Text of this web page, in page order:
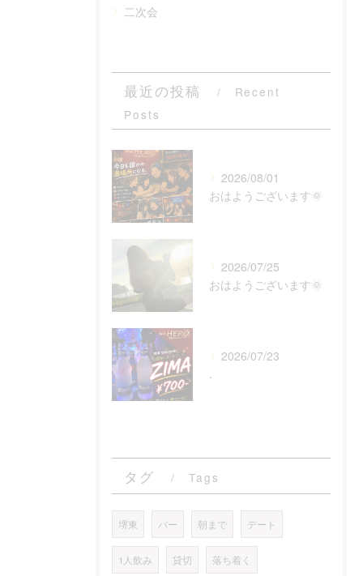
二次会
最近の投稿
Recent
Posts
2026/08/01
おはようございます🌞
2026/07/25
おはようございます🌞
2026/07/23
.
タグ Tags
堺東 バー 朝まで デート
1人飲み 貸切 落ち着く